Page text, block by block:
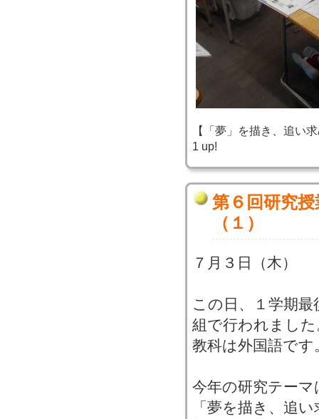
【「夢」を描き、追い
1 up!
第６回研究
（１）
７月３日（木）
この日、１学期
組で行われました
教科は外国語です
今年の研究テーマ
「夢を描き、追